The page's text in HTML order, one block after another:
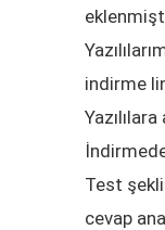
indirme
Test
cevap